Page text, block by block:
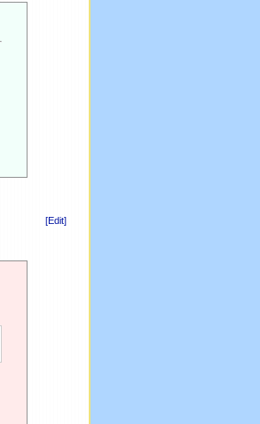
[Edit]